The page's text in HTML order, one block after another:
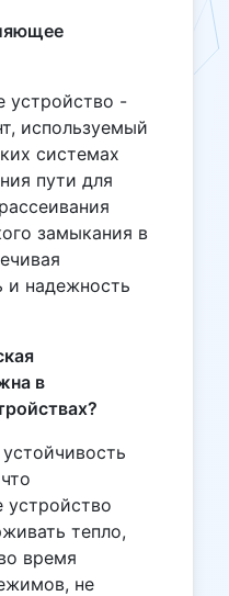
устройство -
используемый
системах
пути для
замыкания в
и надежность
в
тепло,
время
не